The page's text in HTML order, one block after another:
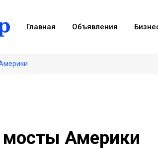
Главная Объявления
мосты Америки